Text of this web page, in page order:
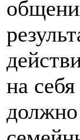
на
должно